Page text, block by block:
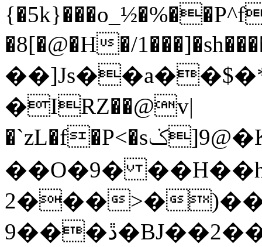
�8[�@�H�/
�IRZ��@v|
�`zL�f�P<�sݢ]9@�K"��c�E��bp����]���\ү�A����BG
��O�9�
2���>�
9���ڐ�BJ��2��6-StԦ��h�